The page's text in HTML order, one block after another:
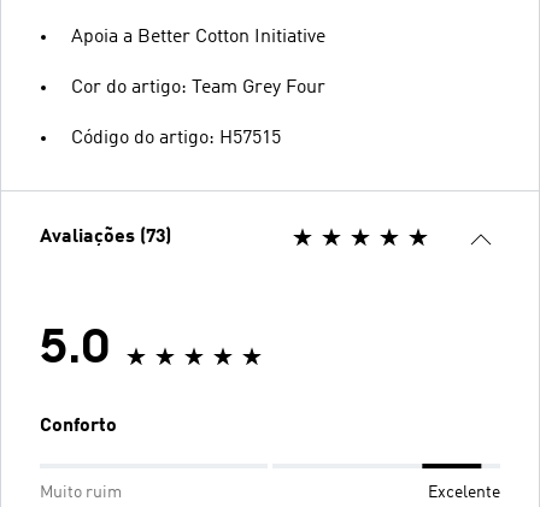
Apoia a Better Cotton Initiative
Cor do artigo: Team Grey Four
Código do artigo: H57515
Avaliações (73)
5.0
Conforto
Muito ruim Excelente